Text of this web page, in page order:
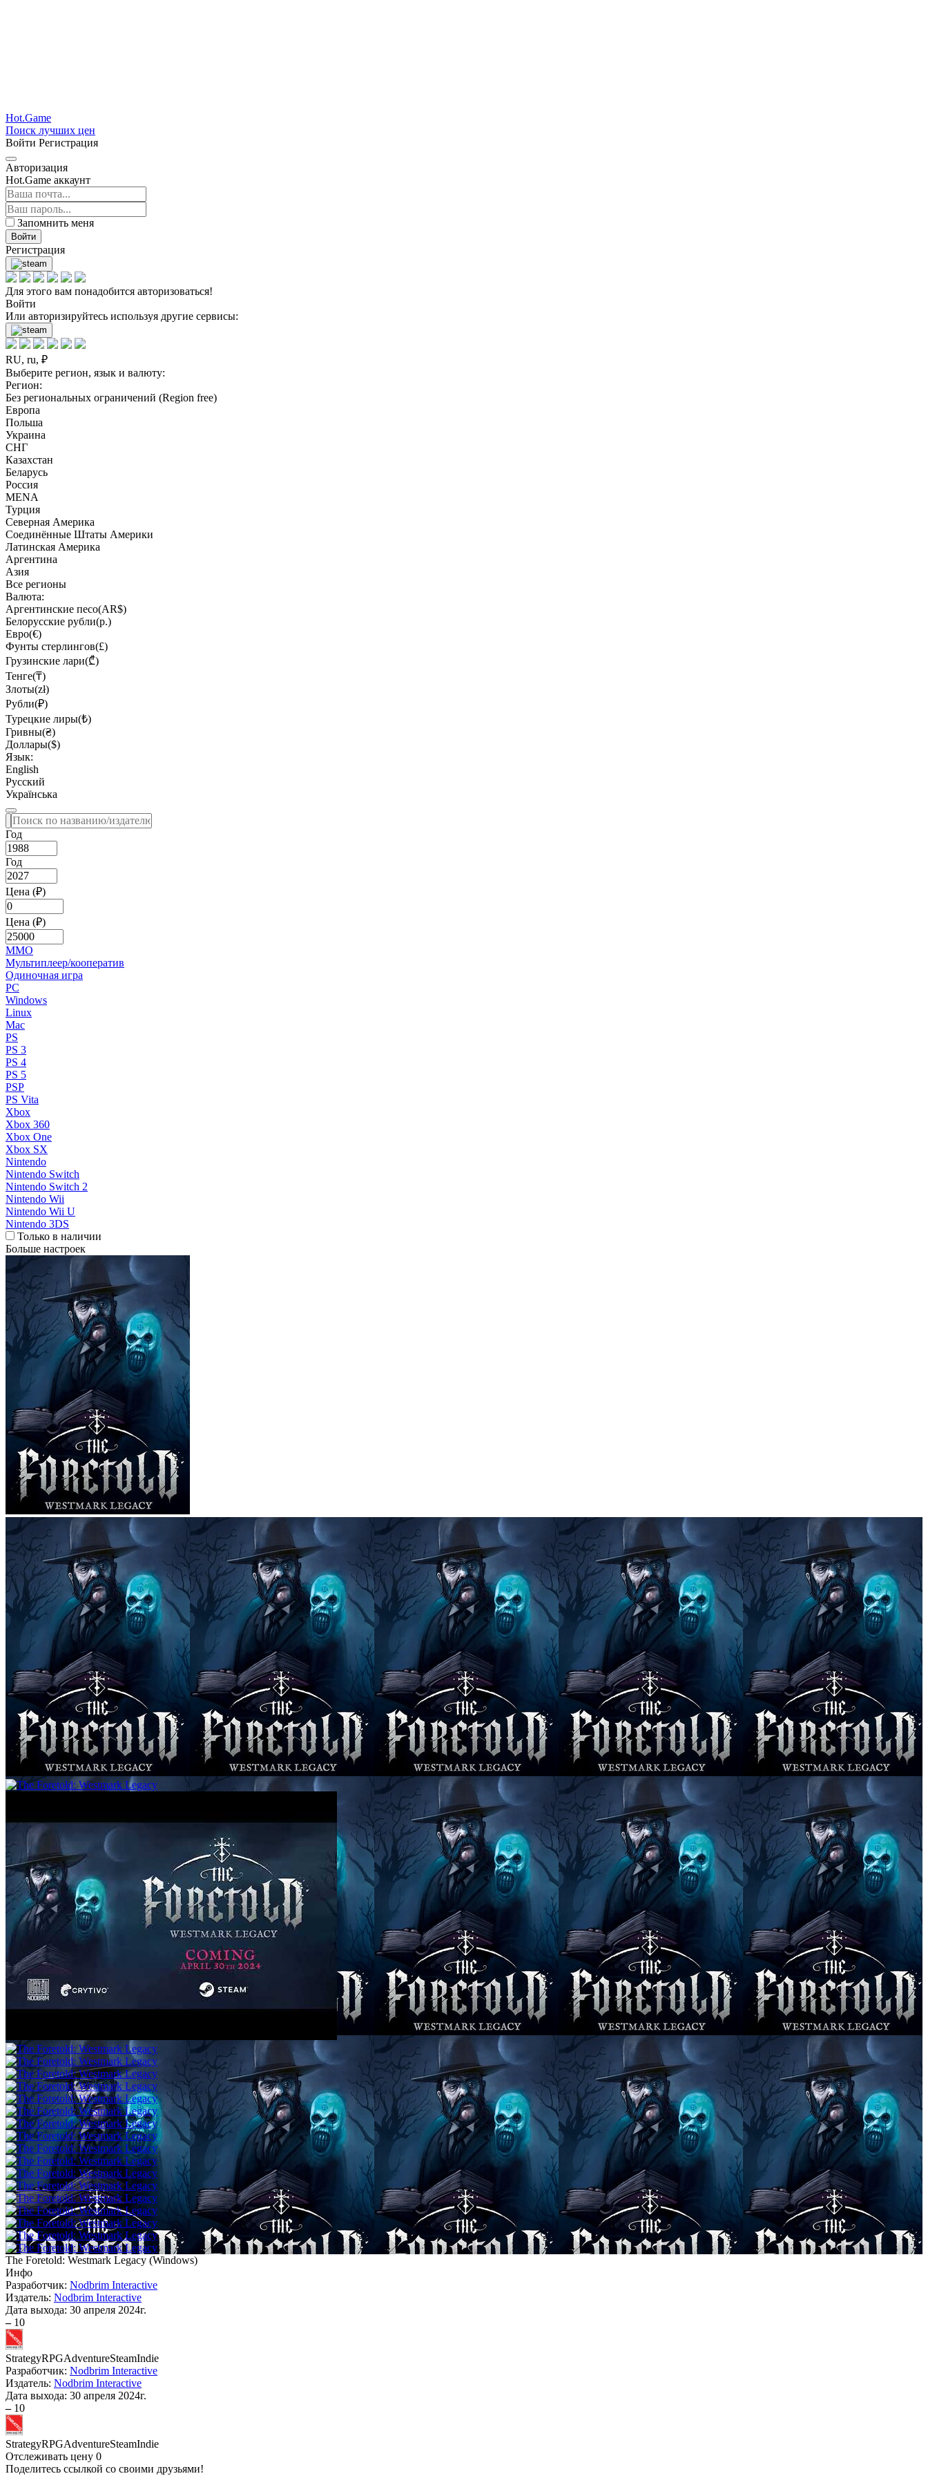
Hot.Game
Поиск лучших цен
Войти Регистрация
Авторизация
Hot.Game аккаунт
Запомнить меня
Войти
Регистрация
Для этого вам понадобится авторизоваться!
Войти
Или авторизируйтесь используя другие сервисы:
RU, ru, ₽
Выберите регион, язык и валюту:
Регион:
Без региональных ограничений (Region free)
Европа
Польша
Украина
СНГ
Казахстан
Беларусь
Россия
MENA
Турция
Северная Америка
Соединённые Штаты Америки
Латинская Америка
Аргентина
Азия
Все регионы
Валюта:
Аргентинские песо(AR$)
Белорусские рубли(р.)
Евро(€)
Фунты стерлингов(£)
Грузинские лари(₾)
Тенге(₸)
Злоты(zł)
Рубли(₽)
Турецкие лиры(₺)
Гривны(₴)
Доллары($)
Язык:
English
Русский
Українська
Год
Год
Цена (₽)
Цена (₽)
MMO
Мультиплеер/кооператив
Одиночная игра
PC
Windows
Linux
Mac
PS
PS 3
PS 4
PS 5
PSP
PS Vita
Xbox
Xbox 360
Xbox One
Xbox SX
Nintendo
Nintendo Switch
Nintendo Switch 2
Nintendo Wii
Nintendo Wii U
Nintendo 3DS
Только в наличии
Больше настроек
The Foretold: Westmark Legacy (Windows)
Инфо
Разработчик: Nodbrim Interactive
Издатель: Nodbrim Interactive
Дата выхода: 30 апреля 2024г.
– 10
StrategyRPGAdventureSteamIndie
Разработчик: Nodbrim Interactive
Издатель: Nodbrim Interactive
Дата выхода: 30 апреля 2024г.
– 10
StrategyRPGAdventureSteamIndie
Отслеживать цену 0
Поделитесь ссылкой со своими друзьями!